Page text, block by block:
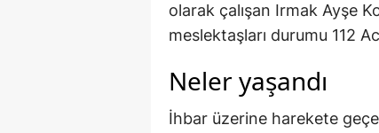
olarak çalışan Irmak Ayşe
meslektaşları durumu 112
Neler yaşandı
İhbar üzerine harekete